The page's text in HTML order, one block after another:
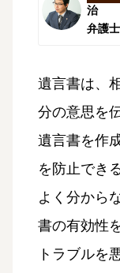
治
弁護
遺言書は、
分の意思を
遺言書を作
を防止でき
よく分から
書の有効性
トラブルを